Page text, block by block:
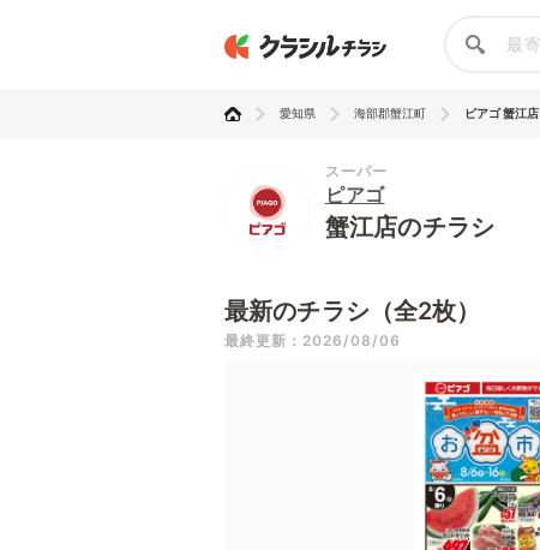
愛知県 海部郡蟹江町 ピアゴ 蟹江店
スーパー
ピアゴ
蟹江店のチラシ
最新のチラシ（全2枚）
最終更新：2026/08/06